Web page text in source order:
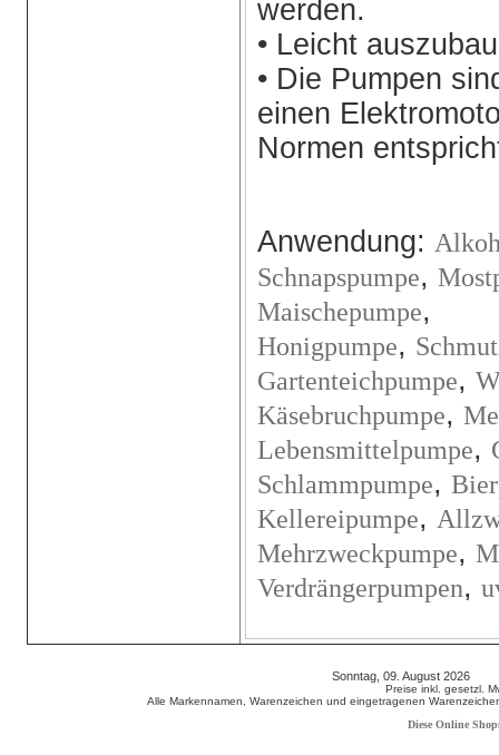
werden.
• Leicht
• Die Pumpen
einen
Normen
Anwendung:
Schnapspumpe,
Maischepumpe,
Honigpumpe,
Gartenteichpumpe,
Käsebruchpumpe,
Lebensmittelpumpe,
Schlammpumpe,
Kellereipumpe,
Mehrzweckpumpe,
Verdrängerpumpen,
Sonntag, 09. August 2026
Preise inkl. gesetzl.
Alle Markennamen, Warenzeichen und eingetragenen
Diese Online